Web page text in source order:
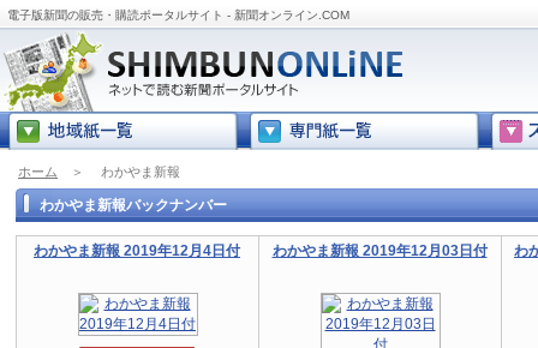
電子版新聞の販売・購読ポータルサイト - 新聞オンライン.COM
ホーム ＞ わかやま新報
わかやま新報バックナンバー
わかやま新報 2019年12月4日付 わかやま新報 2019年12月03日付 わ